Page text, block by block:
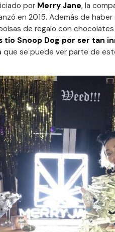
por Merry Jane, la
en 2015. Además de
de regalo con
tío Snoop Dog por ser tan
se puede ver parte de